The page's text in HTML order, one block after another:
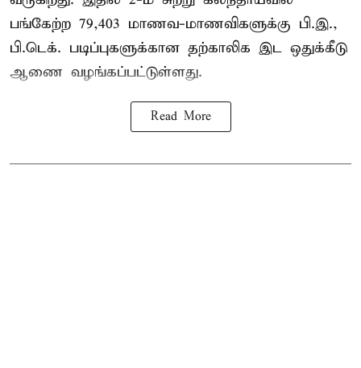
பங்கேற்ற 79,403 மாணவ-மாணவிகளுக்கு பி.இ.,
பி.டெக். படிப்புகளுக்கான தற்காலிக இட ஒதுக்கீடு
ஆணை வழங்கப்பட்டுள்ளது.
Read More